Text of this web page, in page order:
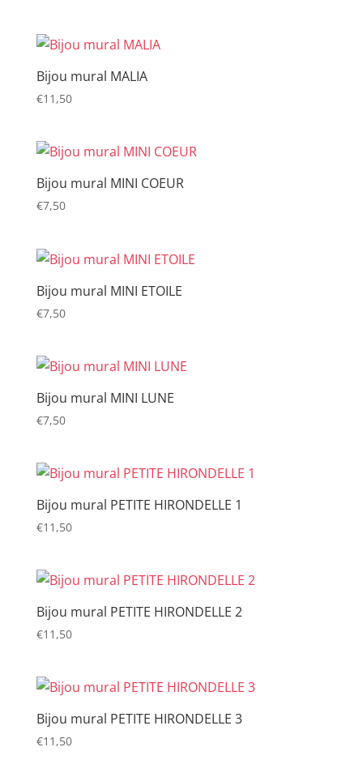
Bijou mural MALIA
€11,50
Bijou mural MINI COEUR
€7,50
Bijou mural MINI ETOILE
€7,50
Bijou mural MINI LUNE
€7,50
Bijou mural PETITE HIRONDELLE 1
€11,50
Bijou mural PETITE HIRONDELLE 2
€11,50
Bijou mural PETITE HIRONDELLE 3
€11,50